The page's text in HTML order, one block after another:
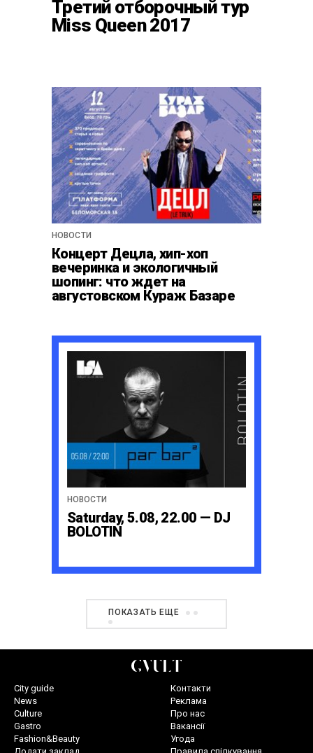
Третий отборочный тур
Miss Queen 2017
НОВОСТИ
Концерт Децла, хип-хоп
вечеринка и экологичный
шопинг: что ждет на
августовском Кураж Базаре
НОВОСТИ
Saturday, 5.08, 22.00 — DJ
BOLOTIN
ПОКАЗАТЬ ЕЩЕ
City guide
News
Culture
Gastro
Fashion&Beauty
Контакти
Реклама
Про нас
Вакансії
Угода